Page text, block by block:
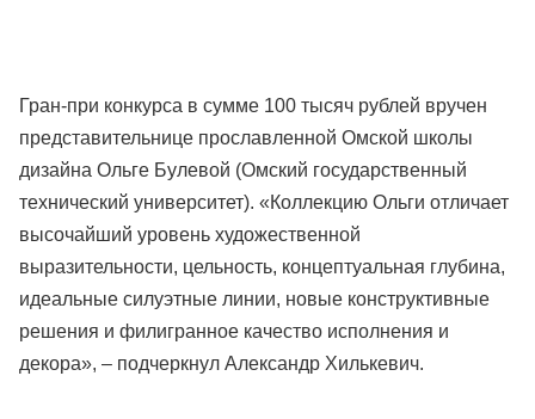
Гран-при конкурса в сумме 100 тысяч рублей вручен
представительнице прославленной Омской школы
дизайна Ольге Булевой (Омский государственный
технический университет). «Коллекцию Ольги отличает
высочайший уровень художественной
выразительности, цельность, концептуальная глубина,
идеальные силуэтные линии, новые конструктивные
решения и филигранное качество исполнения и
декора», – подчеркнул Александр Хилькевич.